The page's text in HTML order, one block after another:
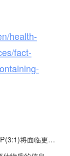
health-
fact-
临更严格的监管